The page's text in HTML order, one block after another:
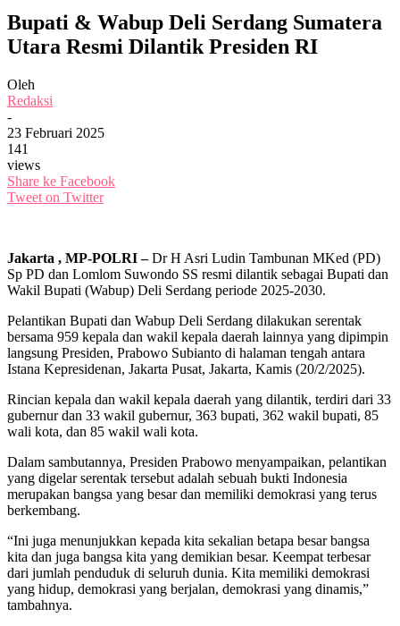
Bupati & Wabup Deli Serdang Sumatera
Utara Resmi Dilantik Presiden RI
Oleh
Redaksi
-
23 Februari 2025
141
views
Share ke Facebook
Tweet on Twitter
Jakarta , MP-POLRI –Dr H Asri Ludin Tambunan MKed (PD)
Sp PD dan Lomlom Suwondo SS resmi dilantik sebagai Bupati dan
Wakil Bupati (Wabup) Deli Serdang periode 2025-2030.
Pelantikan Bupati dan Wabup Deli Serdang dilakukan serentak
bersama 959 kepala dan wakil kepala daerah lainnya yang dipimpin
langsung Presiden, Prabowo Subianto di halaman tengah antara
Istana Kepresidenan, Jakarta Pusat, Jakarta, Kamis (20/2/2025).
Rincian kepala dan wakil kepala daerah yang dilantik, terdiri dari 33
gubernur dan 33 wakil gubernur, 363 bupati, 362 wakil bupati, 85
wali kota, dan 85 wakil wali kota.
Dalam sambutannya, Presiden Prabowo menyampaikan, pelantikan
yang digelar serentak tersebut adalah sebuah bukti Indonesia
merupakan bangsa yang besar dan memiliki demokrasi yang terus
berkembang.
“Ini juga menunjukkan kepada kita sekalian betapa besar bangsa
kita dan juga bangsa kita yang demikian besar. Keempat terbesar
dari jumlah penduduk di seluruh dunia. Kita memiliki demokrasi
yang hidup, demokrasi yang berjalan, demokrasi yang dinamis,”
tambahnya.